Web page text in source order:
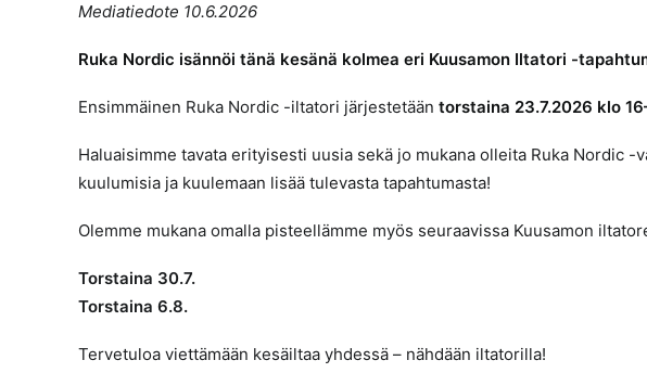
Mediatiedote 10.6.2026
Ruka Nordic isännöi tänä kesänä kolmea eri Kuusamon Iltatori -
Ensimmäinen Ruka Nordic -iltatori järjestetään torstaina 23.7.2026 klo
Haluaisimme tavata erityisesti uusia sekä jo mukana olleita Ruka Nordic
kuulumisia ja kuulemaan lisää tulevasta tapahtumasta!
Olemme mukana omalla pisteellämme myös seuraavissa Kuusamon
Torstaina 30.7.
Torstaina 6.8.
Tervetuloa viettämään kesäiltaa yhdessä – nähdään iltatorilla!